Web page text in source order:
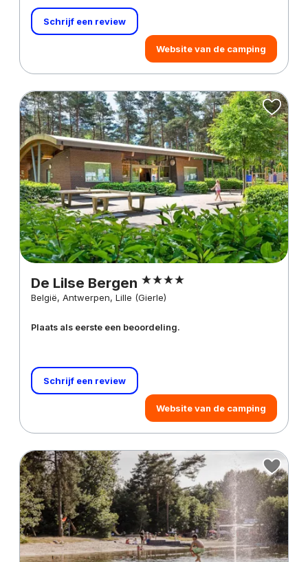
Schrijf een review
Website van de camping
De Lilse Bergen
België, Antwerpen, Lille (Gierle)
Plaats als eerste een beoordeling.
Schrijf een review
Website van de camping